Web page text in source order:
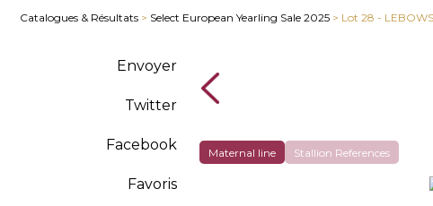
Catalogues & Résultats > Select European Yearling Sale 2025 > Lot 28 -
Envoyer
Twitter
Facebook
Favoris
Maternal line Stallion References